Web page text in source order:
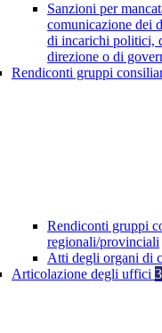
Sanzioni per
comunicazione dei
di incarichi politici,
direzione o di
Rendiconti gruppi
Rendiconti gruppi
regionali/provinciali
Atti degli organi di
Articolazione degli uffici 3